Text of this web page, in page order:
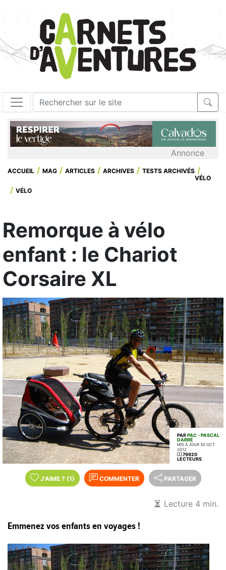
Annonce
ACCUEIL MAG ARTICLES ARCHIVES
TESTS ARCHIVÉS
VÉLO
VÉLO
Remorque à vélo
enfant : le Chariot
Corsaire XL
PARPAC - PASCAL
DARRÉ
MIS À JOUR 30 OCT.
2012
79920
LECTEURS
J'AIME ? (1) COMMENTER PARTAGER
Lecture 4 min.
Emmenez vos enfants en voyages !